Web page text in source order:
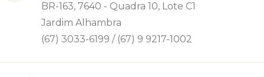
BR-163, 7640 - Quadra 10, Lote C1
Jardim Alhambra
(67) 3033-6199 / (67) 9 9217-1002